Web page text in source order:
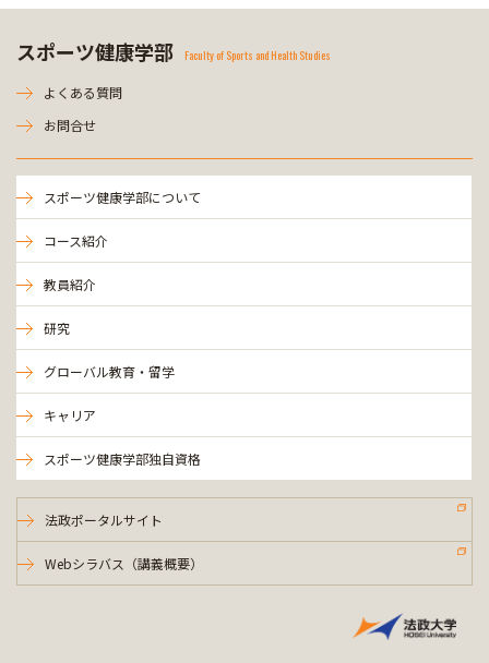
スポーツ健康学部 Faculty of Sports and Health Studies
よくある質問
お問合せ
スポーツ健康学部について
コース紹介
教員紹介
研究
グローバル教育・留学
キャリア
スポーツ健康学部独自資格
法政ポータルサイト
Webシラバス（講義概要）